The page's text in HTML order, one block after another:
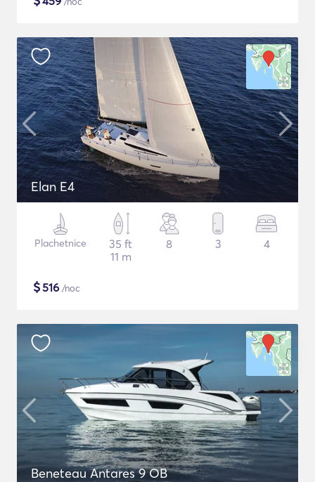
Elan E4
Plachetnice
35 ft
11 m
8 3 4
$516 /noc
Beneteau Antares 9 OB